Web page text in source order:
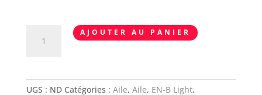
7
AJOUTER AU PANIER
UGS : ND Catégories : Aile, Aile, EN-B Light,